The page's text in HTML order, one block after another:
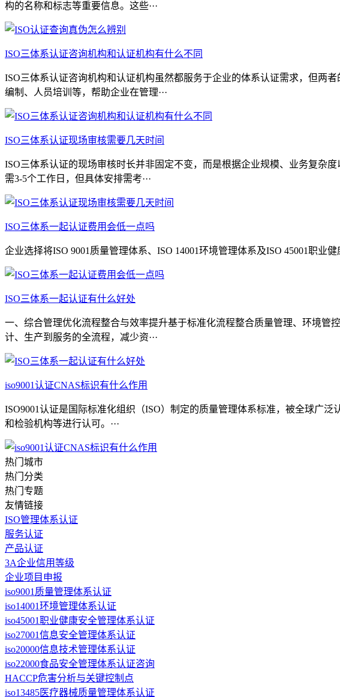
构的名称和标志等重要信息。这些···
ISO三体系认证咨询机构和认证机构有什么不同
ISO三体系认证咨询机构和认证机构虽然都服务于企业的体系认证需求，但两
编制、人员培训等，帮助企业在管理···
ISO三体系认证现场审核需要几天时间
ISO三体系认证的现场审核时长并非固定不变，而是根据企业规模、业务复杂
需3-5个工作日，但具体安排需考···
ISO三体系一起认证费用会低一点吗
企业选择将ISO 9001质量管理体系、ISO 14001环境管理体系及ISO 45001职
​ISO三体系一起认证有什么好处
一、综合管理优化‌流程整合与效率提升‌基于标准化流程整合质量管理、环境
计、生产到服务的全流程，减少资···
iso9001认证CNAS标识有什么作用
ISO9001认证是国际标准化组织（ISO）制定的质量管理体系标准，被全球广
和检验机构等进行认可。···
热门城市
热门分类
热门专题
友情链接
ISO管理体系认证
服务认证
产品认证
3A企业信用等级
企业项目申报
iso9001质量管理体系认证
iso14001环境管理体系认证
iso45001职业健康安全管理体系认证
iso27001信息安全管理体系认证
iso20000信息技术管理体系认证
iso22000食品安全管理体系认证咨询
HACCP危害分析与关键控制点
iso13485医疗器械质量管理体系认证